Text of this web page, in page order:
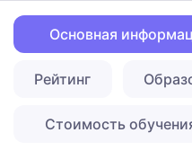
Основная
Рейтинг
Стоимость